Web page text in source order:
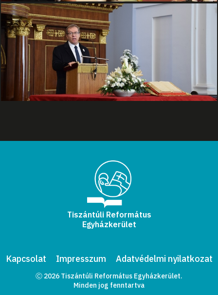
Tiszántúli Református
Egyházkerület
Kapcsolat Impresszum Adatvédelmi nyilatkozat
Ⓒ 2026 Tiszántúli Református Egyházkerület.
Minden jog fenntartva